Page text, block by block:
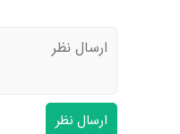
ارسال نظر